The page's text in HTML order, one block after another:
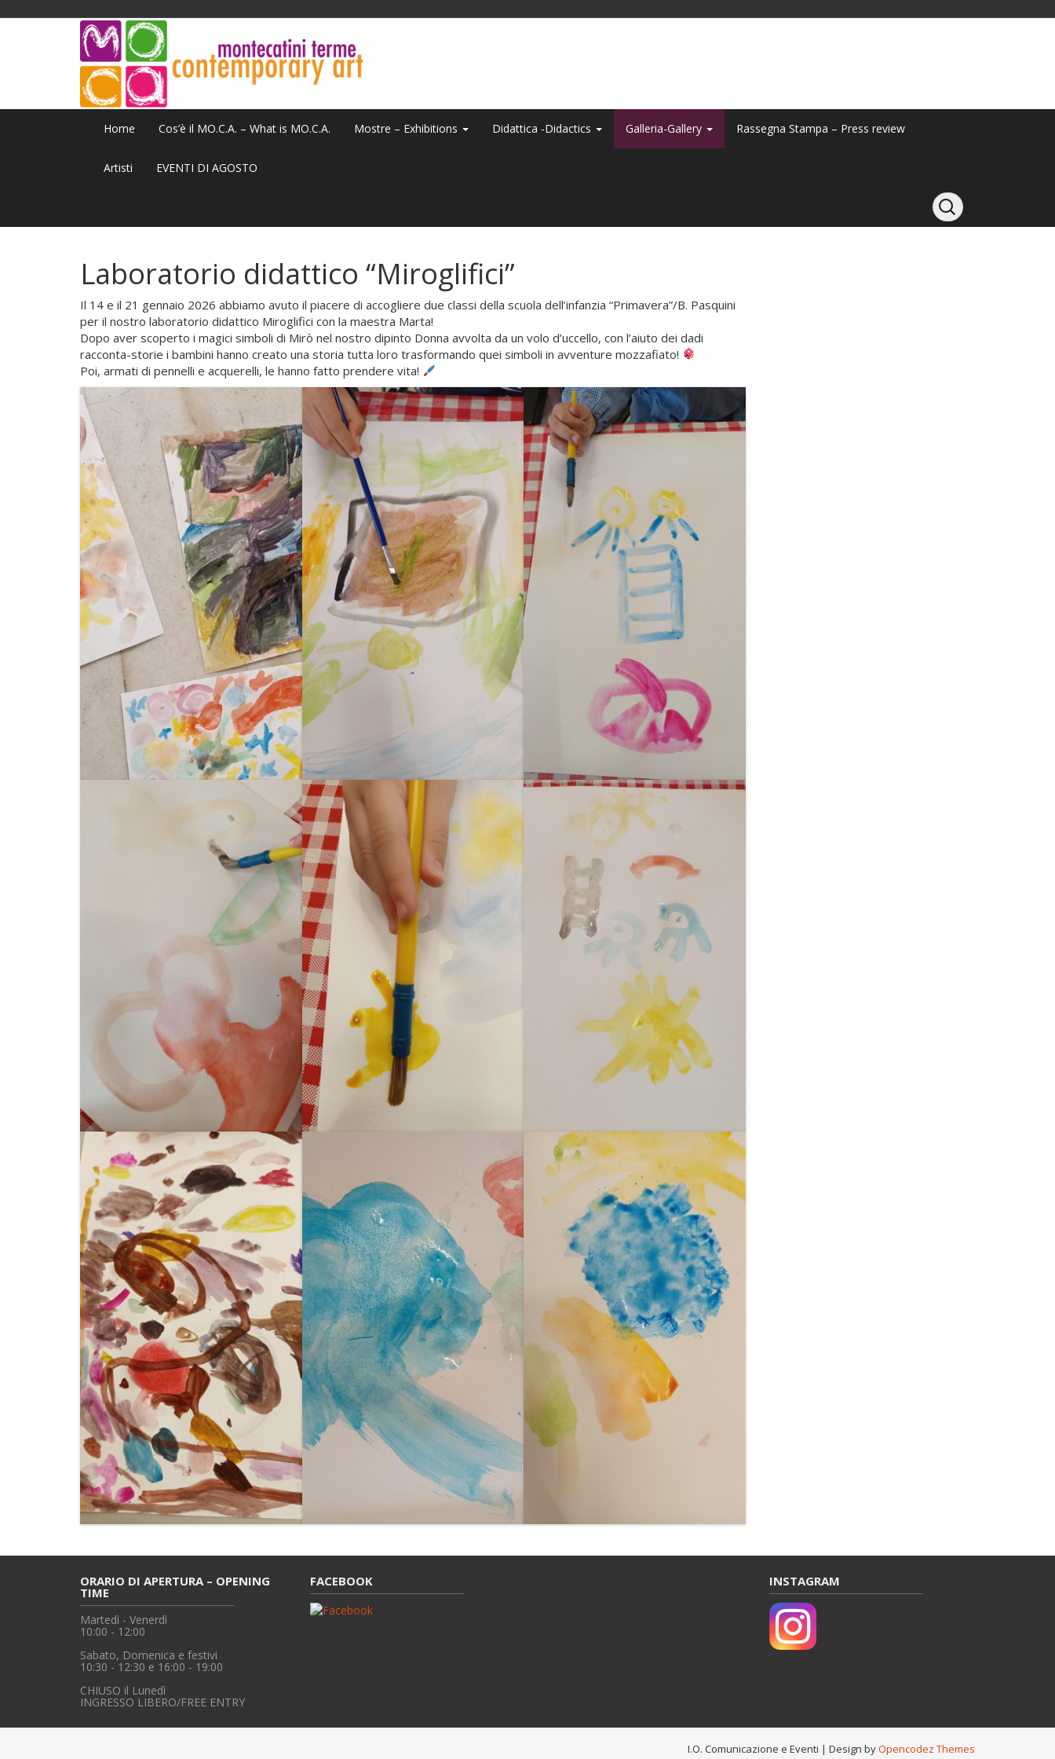
Home Cos’è il MO.C.A. – What is MO.C.A. Mostre – Exhibitions Didattica -Didactics Galleria-Gallery Rassegna Stampa – Press review
Artisti EVENTI DI AGOSTO
Laboratorio didattico “Miroglifici”
Il 14 e il 21 gennaio 2026 abbiamo avuto il piacere di accogliere due classi della scuola dell’infanzia “Primavera”/B. Pasquini
per il nostro laboratorio didattico Miroglifici con la maestra Marta!
Dopo aver scoperto i magici simboli di Mirò nel nostro dipinto Donna avvolta da un volo d’uccello, con l’aiuto dei dadi
racconta-storie i bambini hanno creato una storia tutta loro trasformando quei simboli in avventure mozzafiato!
Poi, armati di pennelli e acquerelli, le hanno fatto prendere vita!
ORARIO DI APERTURA – OPENING
TIME
Martedì - Venerdì
10:00 - 12:00
Sabato, Domenica e festivi
10:30 - 12:30 e 16:00 - 19:00
CHIUSO il Lunedì
INGRESSO LIBERO/FREE ENTRY
FACEBOOK INSTAGRAM
I.O. Comunicazione e Eventi | Design byOpencodez Themes